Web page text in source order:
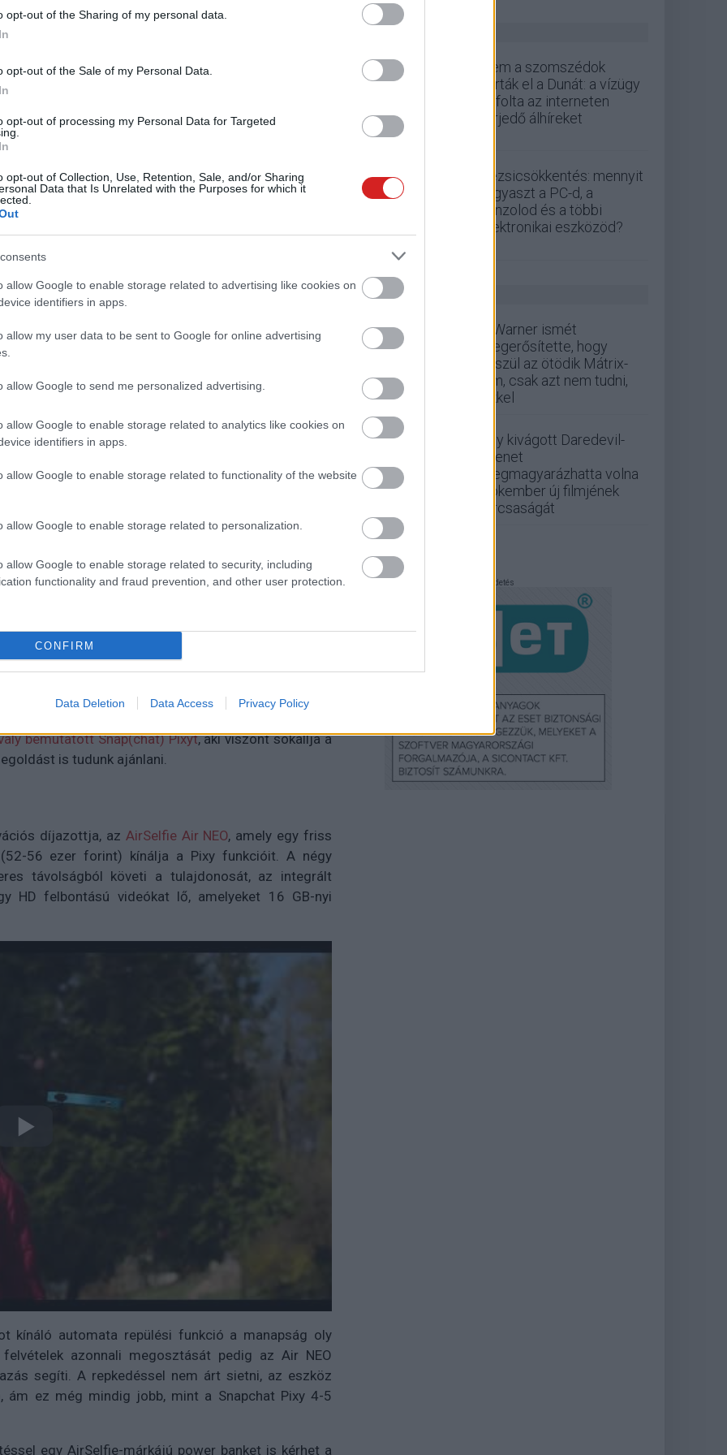
opt-out of the Sharing of my personal data.
opt-out of the Sale of my Personal Data.
opt-out of processing my Personal Data for Targeted
opt-out of Collection, Use, Retention, Sale, and/or Sharing
Data that Is Unrelated with the Purposes for which it
allow Google to enable storage related to advertising like cookies on
identifiers in apps.
allow my user data to be sent to Google for online advertising
allow Google to send me personalized advertising.
allow Google to enable storage related to analytics like cookies on
identifiers in apps.
allow Google to enable storage related to functionality of the website
allow Google to enable storage related to personalization.
allow Google to enable storage related to security, including
functionality and fraud prevention, and other user protection.
CONFIRM
Data Deletion Data Access Privacy Policy
új balatoni kardioösvény (X)
Tetszik
drón is készít rólad
a szelfibotok ideje.
a szelfizés sokak számára épp úgy az élet
a levegő, amire a mobilgyártók az előlapi kamerák
az ultraszéles látószögű lencsék elterjedése előtt
a műfajt, akkor a szép új világban már nem
is rábízhatjuk a feledhetetlennek szánt pillanatok
bemutatott Snap(chat) Pixyt, aki viszont sokallja a
is tudunk ajánlani.
díjazottja, az AirSelfie Air NEO, amely egy friss
56 ezer forint) kínálja a Pixy funkcióit. A négy
távolságból követi a tulajdonosát, az integrált
HD felbontású videókat lő, amelyeket 16 GB-nyi
kínáló automata repülési funkció a manapság oly
azonnali megosztását pedig az Air NEO
segíti. A repkedéssel nem árt sietni, az eszköz
ám ez még mindig jobb, mint a Snapchat Pixy 4-5
egy AirSelfie-márkájú power banket is kérhet a
Nem a szomszédok
zárták el a Dunát: a vízügy
cáfolta az interneten
terjedő álhíreket
Rezsicsökkentés: mennyit
fogyaszt a PC-d, a
konzolod és a többi
elektronikai eszközöd?
GS HÍREK
A Warner ismét
megerősítette, hogy
készül az ötödik Mátrix-
film, csak azt nem tudni,
kikkel
Egy kivágott Daredevil-
jelenet
megmagyarázhatta volna
Pókember új filmjének
furcsaságát
Hirdetés